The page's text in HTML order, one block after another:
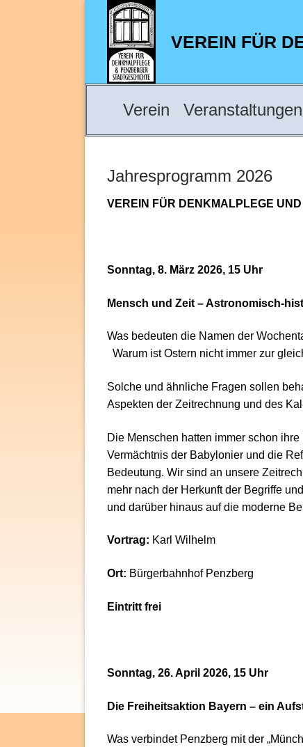
Inhalt
springen
VEREIN FÜR
Verein Veranstaltungen
Jahresprogramm 2026
VEREIN FÜR DENKMALPLEGE
Sonntag, 8. März 2026, 15 Uhr
Mensch und Zeit – Astronomisch-
Was bedeuten die Namen der
Warum ist Ostern nicht immer zur
Solche und ähnliche Fragen sollen
Aspekten der Zeitrechnung und des
Die Menschen hatten immer schon
Vermächtnis der Babylonier und die
Bedeutung. Wir sind an unsere
mehr nach der Herkunft der Begriffe
und darüber hinaus auf die moderne
Vortrag: Karl Wilhelm
Ort: Bürgerbahnhof Penzberg
Eintritt frei
Sonntag, 26. April 2026, 15 Uhr
Die Freiheitsaktion Bayern – ein
Was verbindet Penzberg mit der